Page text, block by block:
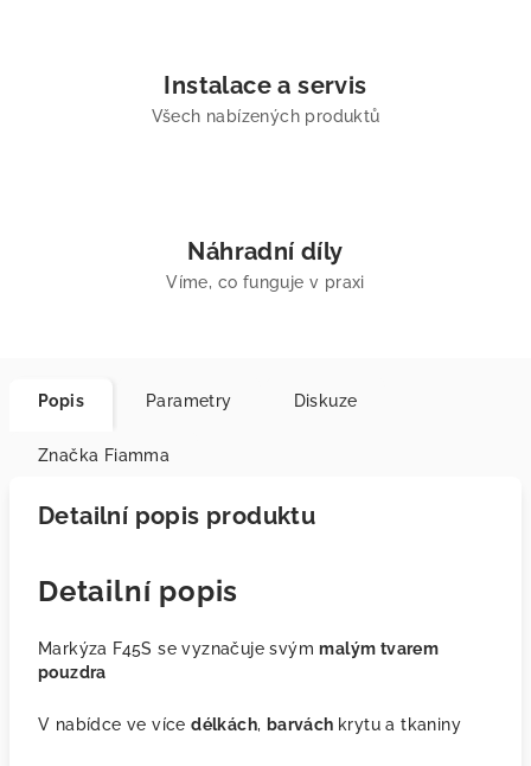
Instalace a servis
Všech nabízených produktů
Náhradní díly
Víme, co funguje v praxi
Popis Parametry Diskuze
Značka Fiamma
Detailní popis produktu
Detailní popis
Markýza F45S se vyznačuje svýmmalým tvarem
pouzdra
V nabídce ve vícedélkách, barvách krytu a tkaniny